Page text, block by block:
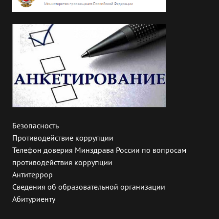
Безопасность
Противодействие коррупции
Телефон доверия Минздрава России по вопросам
противодействия коррупции
Антитеррор
Сведения об образовательной организации
Абитуриенту